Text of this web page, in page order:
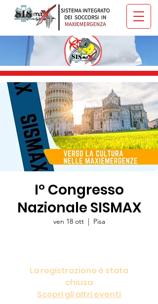
I° Congresso
Nazionale SISMAX
ven 18 ott
  |
Pisa
La registrazione è stata
chiusa
Scopri gli altri eventi